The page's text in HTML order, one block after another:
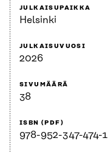
JULKAISUPAIKKA
Helsinki
JULKAISUVUOSI
2026
SIVUMÄÄRÄ
38
ISBN (PDF)
978-952-347-474-1